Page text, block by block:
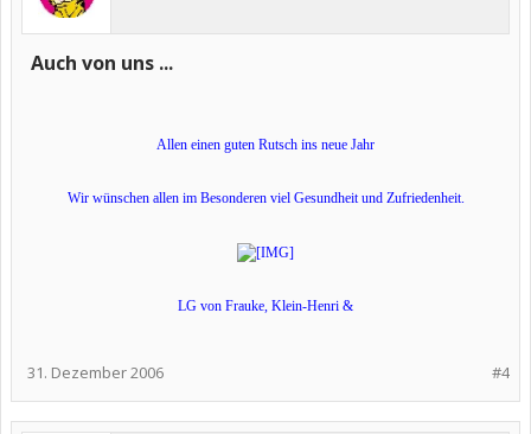
Auch von uns ...
Allen einen guten Rutsch ins neue Jahr
Wir wünschen allen im Besonderen viel Gesundheit und Zufriedenheit.
LG von Frauke, Klein-Henri &
#4
31. Dezember 2006